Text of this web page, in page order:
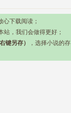
下载阅读；
，我们会做得更好；
键另存）
，选择小说的存